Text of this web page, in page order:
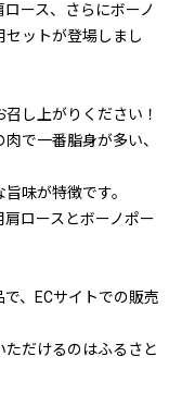
ース、さらにボーノ
ットが登場しまし
し上がりください！
で一番脂身が多い、
味が特徴です。
ロースとボーノポー
、ECサイトでの販売
だけるのはふるさと